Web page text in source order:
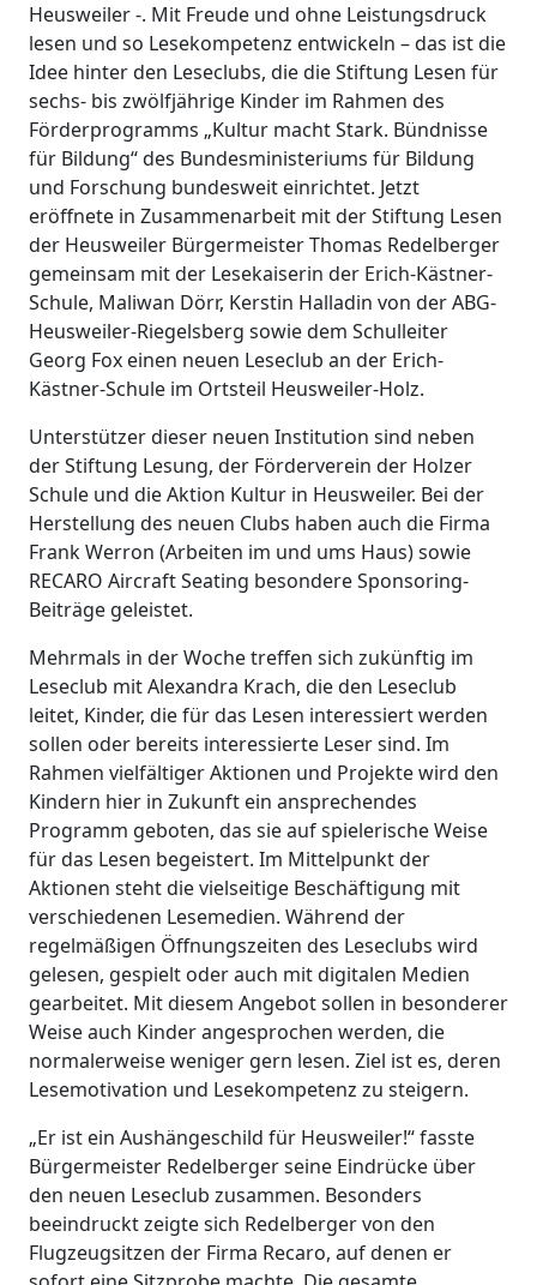
Heusweiler -. Mit Freude und ohne Leistungsdruck
lesen und so Lesekompetenz entwickeln – das ist die
Idee hinter den Leseclubs, die die Stiftung Lesen für
sechs- bis zwölfjährige Kinder im Rahmen des
Förderprogramms „Kultur macht Stark. Bündnisse
für Bildung“ des Bundesministeriums für Bildung
und Forschung bundesweit einrichtet. Jetzt
eröffnete in Zusammenarbeit mit der Stiftung Lesen
der Heusweiler Bürgermeister Thomas Redelberger
gemeinsam mit der Lesekaiserin der Erich-Kästner-
Schule, Maliwan Dörr, Kerstin Halladin von der ABG-
Heusweiler-Riegelsberg sowie dem Schulleiter
Georg Fox einen neuen Leseclub an der Erich-
Kästner-Schule im Ortsteil Heusweiler-Holz.
Unterstützer dieser neuen Institution sind neben
der Stiftung Lesung, der Förderverein der Holzer
Schule und die Aktion Kultur in Heusweiler. Bei der
Herstellung des neuen Clubs haben auch die Firma
Frank Werron (Arbeiten im und ums Haus) sowie
RECARO Aircraft Seating besondere Sponsoring-
Beiträge geleistet.
Mehrmals in der Woche treffen sich zukünftig im
Leseclub mit Alexandra Krach, die den Leseclub
leitet, Kinder, die für das Lesen interessiert werden
sollen oder bereits interessierte Leser sind. Im
Rahmen vielfältiger Aktionen und Projekte wird den
Kindern hier in Zukunft ein ansprechendes
Programm geboten, das sie auf spielerische Weise
für das Lesen begeistert. Im Mittelpunkt der
Aktionen steht die vielseitige Beschäftigung mit
verschiedenen Lesemedien. Während der
regelmäßigen Öffnungszeiten des Leseclubs wird
gelesen, gespielt oder auch mit digitalen Medien
gearbeitet. Mit diesem Angebot sollen in besonderer
Weise auch Kinder angesprochen werden, die
normalerweise weniger gern lesen. Ziel ist es, deren
Lesemotivation und Lesekompetenz zu steigern.
„Er ist ein Aushängeschild für Heusweiler!“ fasste
Bürgermeister Redelberger seine Eindrücke über
den neuen Leseclub zusammen. Besonders
beeindruckt zeigte sich Redelberger von den
Flugzeugsitzen der Firma Recaro, auf denen er